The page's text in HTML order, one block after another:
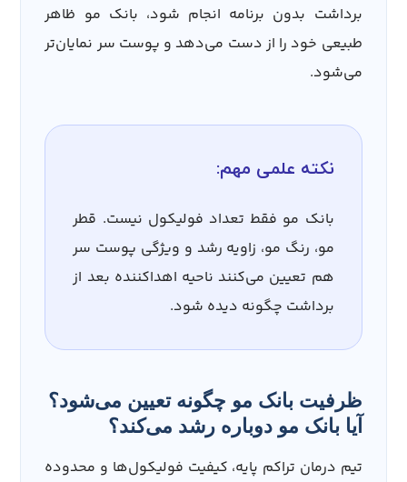
برداشت بدون برنامه انجام شود، بانک مو ظاهر
طبیعی خود را از دست می‌دهد و پوست سر نمایان‌تر
می‌شود.
نکته علمی مهم:
بانک مو فقط تعداد فولیکول نیست. قطر
مو، رنگ مو، زاویه رشد و ویژگی پوست سر
هم تعیین می‌کنند ناحیه اهداکننده بعد از
برداشت چگونه دیده شود.
ظرفیت بانک مو چگونه تعیین می‌شود؟
آیا بانک مو دوباره رشد می‌کند؟
تیم درمان تراکم پایه، کیفیت فولیکول‌ها و محدوده